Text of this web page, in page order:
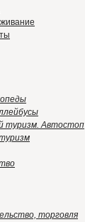
туризм. Автостоп
торговля